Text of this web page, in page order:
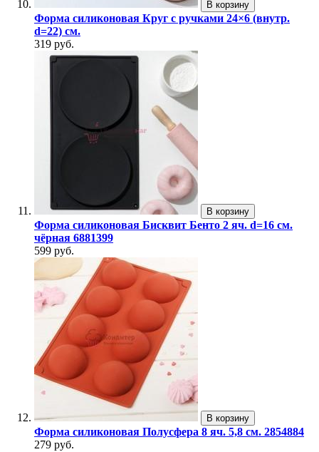
В корзину
Форма силиконовая Круг с ручками 24×6 (внутр.
d=22) см.
319 руб.
В корзину
Форма силиконовая Бисквит Бенто 2 яч. d=16 см.
чёрная 6881399
599 руб.
В корзину
Форма силиконовая Полусфера 8 яч. 5,8 см. 2854884
279 руб.